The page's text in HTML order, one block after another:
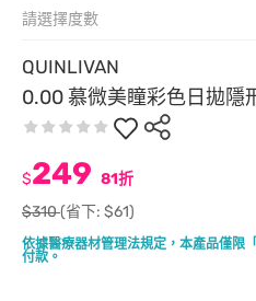
QUINLIVAN
0.00 慕微美瞳彩色日拋隱
依據醫療器材管理法規定，本產品僅限
付款。
$249 81折
$310(省下: $61)
請選擇度數